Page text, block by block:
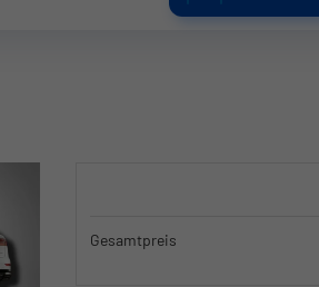
Gesamtpreis